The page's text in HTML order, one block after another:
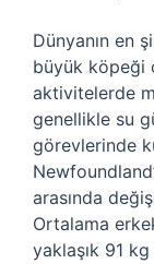
Dünyanın en
büyük köpeği
aktivitelerde
genellikle su
görevlerinde
arasında
Ortalama
yaklaşık 91 kg